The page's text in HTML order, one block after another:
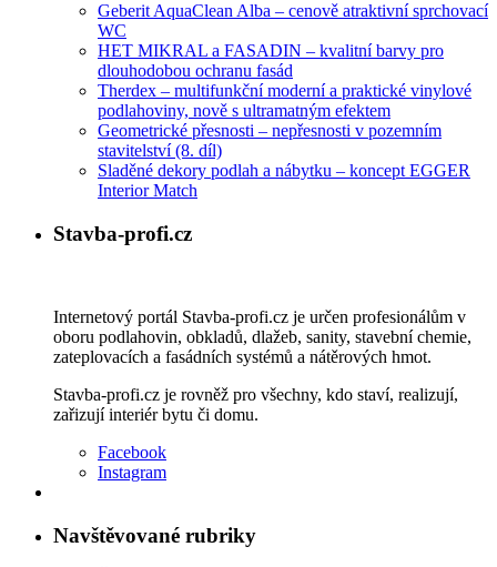
Geberit AquaClean Alba – cenově atraktivní sprchovací
WC
HET MIKRAL a FASADIN – kvalitní barvy pro
dlouhodobou ochranu fasád
Therdex – multifunkční moderní a praktické vinylové
podlahoviny, nově s ultramatným efektem
Geometrické přesnosti – nepřesnosti v pozemním
stavitelství (8. díl)
Sladěné dekory podlah a nábytku – koncept EGGER
Interior Match
Stavba-profi.cz
Internetový portál Stavba-profi.cz je určen profesionálům v
oboru podlahovin, obkladů, dlažeb, sanity, stavební chemie,
zateplovacích a fasádních systémů a nátěrových hmot.
Stavba-profi.cz je rovněž pro všechny, kdo staví, realizují,
zařizují interiér bytu či domu.
Facebook
Instagram
Navštěvované rubriky